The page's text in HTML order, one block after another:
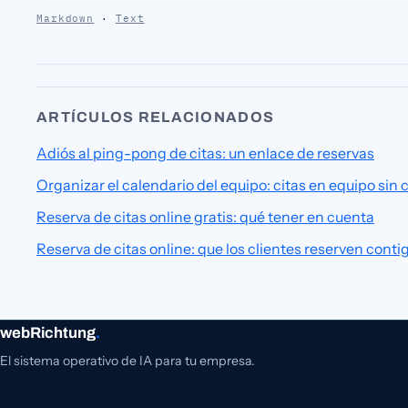
Markdown · Text
ARTÍCULOS RELACIONADOS
Adiós al ping-pong de citas: un enlace de reservas
Organizar el calendario del equipo: citas en equipo sin
Reserva de citas online gratis: qué tener en cuenta
Reserva de citas online: que los clientes reserven
webRichtung.
El sistema operativo de IA para tu empresa.